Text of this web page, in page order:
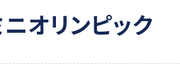
オリンピック